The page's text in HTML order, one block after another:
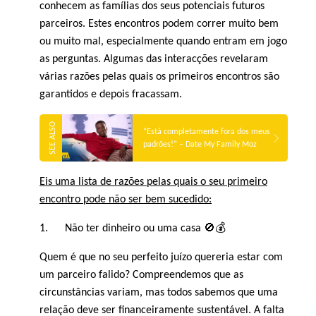
conhecem as famílias dos seus potenciais futuros
parceiros. Estes encontros podem correr muito bem
ou muito mal, especialmente quando entram em jogo
as perguntas. Algumas das interacções revelaram
várias razões pelas quais os primeiros encontros são
garantidos e depois fracassam.
“Está completamente fora dos meus
padrões!” – Date My Family Moz
Eis uma lista de razões pelas quais o seu primeiro
encontro pode não ser bem sucedido:
1. Não ter dinheiro ou uma casa 🚫💰
Quem é que no seu perfeito juízo quereria estar com
um parceiro falido? Compreendemos que as
circunstâncias variam, mas todos sabemos que uma
relação deve ser financeiramente sustentável. A falta